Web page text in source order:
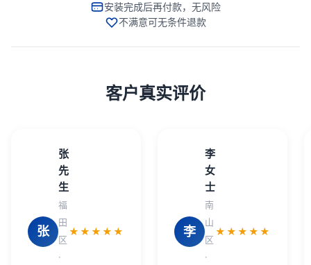
安装完成后再付款，无风险
不满意可无条件退款
客户真实评价
张
张
先
生
福
田
区
·
★★★★★ 李
李
女
士
南
山
区
·
★★★★★